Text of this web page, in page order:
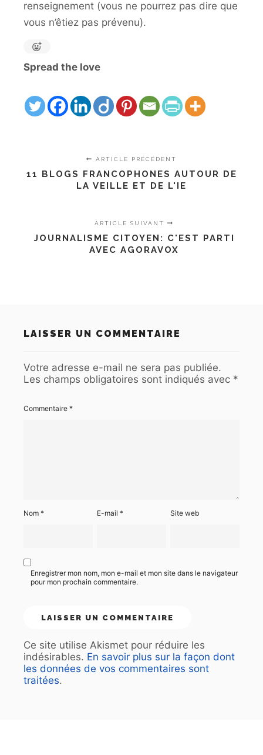
renseignement (vous ne pourrez pas dire que
vous n’êtiez pas prévenu).
Spread the love
ARTICLE PRÉCÉDENT
11 BLOGS FRANCOPHONES AUTOUR DE
LA VEILLE ET DE L'IE
ARTICLE SUIVANT
JOURNALISME CITOYEN: C'EST PARTI
AVEC AGORAVOX
LAISSER UN COMMENTAIRE
Votre adresse e-mail ne sera pas publiée.
Les champs obligatoires sont indiqués avec *
Commentaire *
Nom * E-mail* Site web
Enregistrer mon nom, mon e-mail et mon site dans le navigateur
pour mon prochain commentaire.
Ce site utilise Akismet pour réduire les
indésirables. En savoir plus sur la façon dont
les données de vos commentaires sont
traitées.